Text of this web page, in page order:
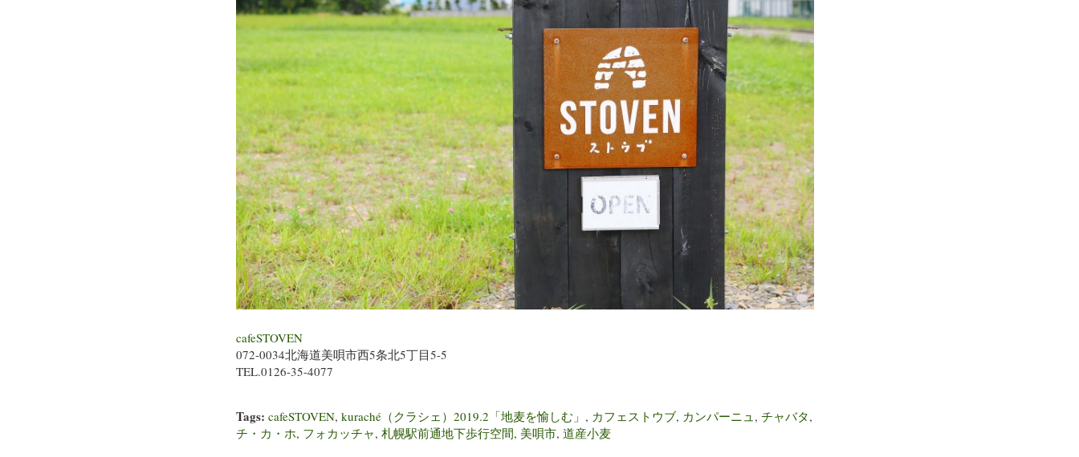
cafeSTOVEN
072-0034北海道美唄市西5条北5丁目5-5
TEL.0126-35-4077
Tags: cafeSTOVEN, kuraché（クラシェ）2019.2「地麦を愉しむ」 , カフェストウブ, カンパーニュ, チャバタ,
チ・カ・ホ, フォカッチャ, 札幌駅前通地下歩行空間, 美唄市, 道産小麦